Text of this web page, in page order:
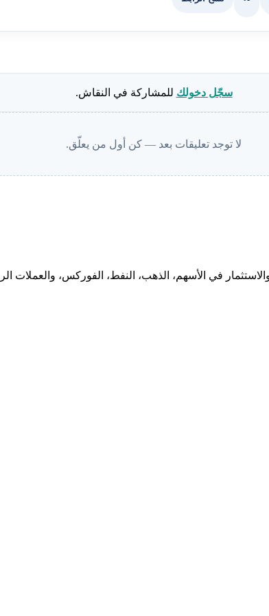
سجّل دخولك للمشاركة في النقاش.
لا توجد تعليقات بعد — كن أول من يعلّق.
في الأسهم، الذهب، النفط، الفوركس، والعملات